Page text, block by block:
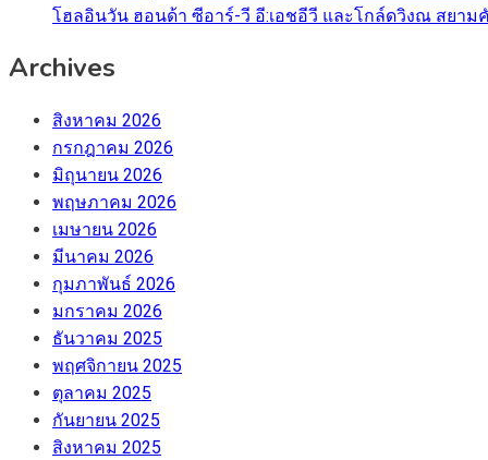
โฮลอินวัน ฮอนด้า ซีอาร์-วี อี:เอชอีวี และโกล์ดวิงณ สยา
Archives
สิงหาคม 2026
กรกฎาคม 2026
มิถุนายน 2026
พฤษภาคม 2026
เมษายน 2026
มีนาคม 2026
กุมภาพันธ์ 2026
มกราคม 2026
ธันวาคม 2025
พฤศจิกายน 2025
ตุลาคม 2025
กันยายน 2025
สิงหาคม 2025